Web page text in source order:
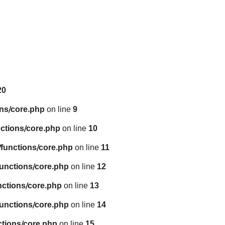
core.php on line 9
core.php on line 10
core.php on line 11
core.php on line 12
core.php on line 13
core.php on line 14